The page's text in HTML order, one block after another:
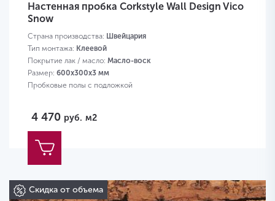
Настенная пробка Corkstyle Wall Design Vico
Snow
Страна производства: Швейцария
Тип монтажа: Клеевой
Покрытие лак / масло: Масло-воск
Размер: 600х300х3 мм
Пробковые полы с подложкой
4 470 руб. м2
Скидка от объема